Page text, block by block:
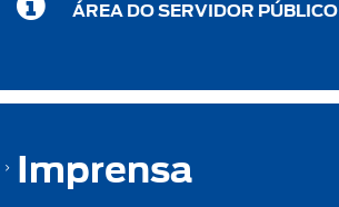
ÁREA DO SERVIDOR PÚBLICO
Imprensa